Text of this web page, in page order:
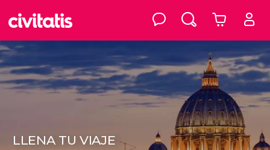
LLENA TU VIAJE